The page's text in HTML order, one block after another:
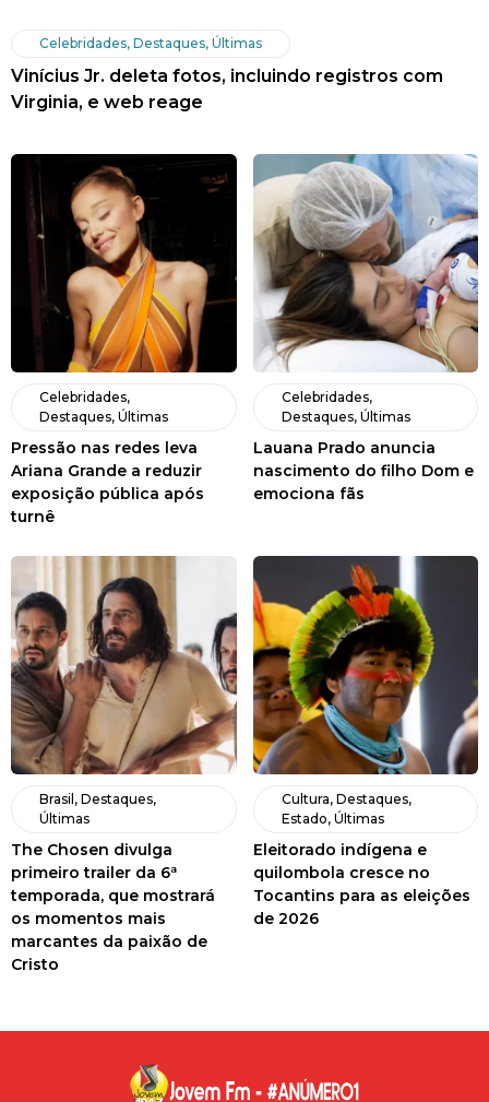
Celebridades, Destaques, Últimas
Vinícius Jr. deleta fotos, incluindo registros com
Virginia, e web reage
Celebridades,
Destaques, Últimas
Pressão nas redes leva
Ariana Grande a reduzir
exposição pública após
turnê
Celebridades,
Destaques, Últimas
Lauana Prado anuncia
nascimento do filho Dom e
emociona fãs
Brasil , Destaques,
Últimas
The Chosen divulga
primeiro trailer da 6ª
temporada, que mostrará
os momentos mais
marcantes da paixão de
Cristo
Cultura, Destaques,
Estado, Últimas
Eleitorado indígena e
quilombola cresce no
Tocantins para as eleições
de 2026